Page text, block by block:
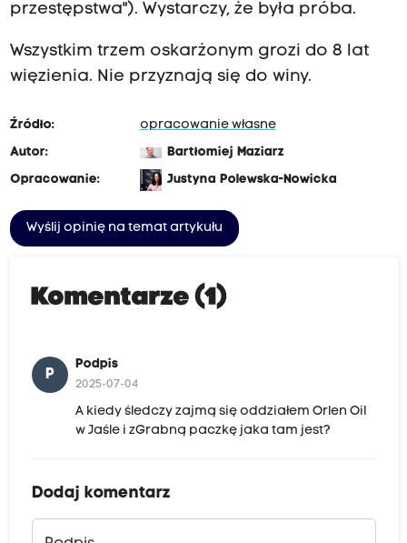
przestępstwa"). Wystarczy, że była próba.
Wszystkim trzem oskarżonym grozi do 8 lat
więzienia. Nie przyznają się do winy.
Źródło:
opracowanie własne
Autor:
Bartłomiej Maziarz
Opracowanie:
Justyna Polewska-Nowicka
Wyślij opinię na temat artykułu
Komentarze (1)
P
Podpis
2025-07-04
A kiedy śledczy zajmą się oddziałem Orlen Oil
w Jaśle i zGrabną paczkę jaka tam jest?
Dodaj komentarz